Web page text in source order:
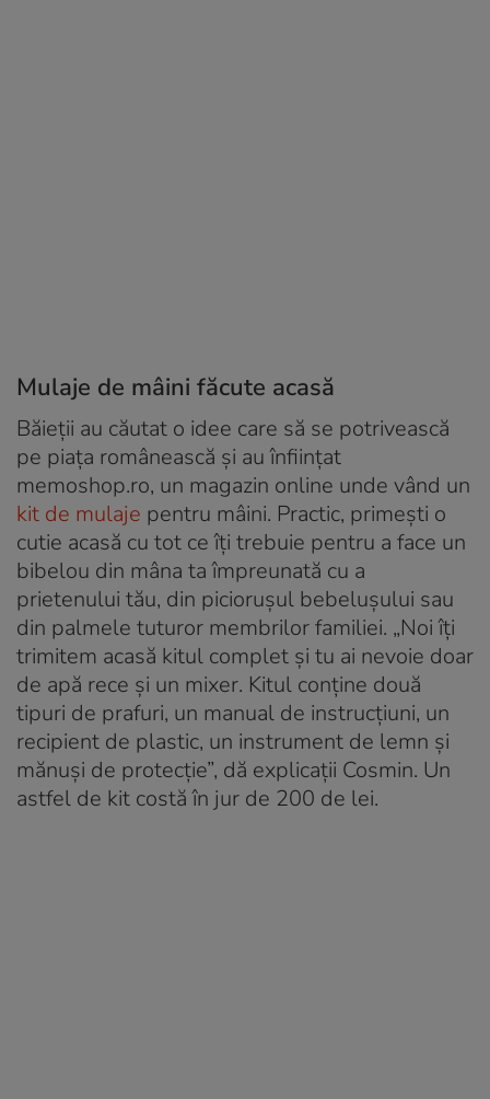
Mulaje de mâini făcute acasă
Băieții au căutat o idee care să se potrivească
pe piața românească și au înființat
memoshop.ro, un magazin online unde vând un
kit de mulaje pentru mâini. Practic, primești o
cutie acasă cu tot ce îți trebuie pentru a face un
bibelou din mâna ta împreunată cu a
prietenului tău, din piciorușul bebelușului sau
din palmele tuturor membrilor familiei. „Noi îți
trimitem acasă kitul complet și tu ai nevoie doar
de apă rece și un mixer. Kitul conține două
tipuri de prafuri, un manual de instrucțiuni, un
recipient de plastic, un instrument de lemn și
mănuși de protecție”, dă explicații Cosmin. Un
astfel de kit costă în jur de 200 de lei.